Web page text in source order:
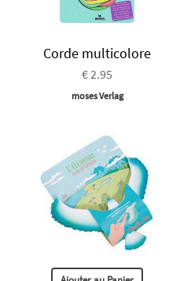
Corde multicolore
€ 2.95
moses Verlag